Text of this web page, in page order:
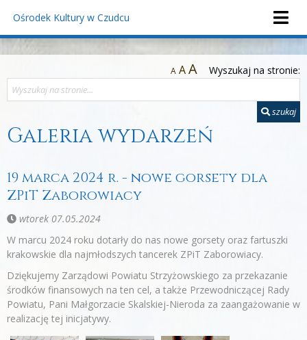
Ośrodek Kultury w Czudcu
A AA Wyszukaj na stronie:
szukaj
Galeria wydarzeń
19 marca 2024 r. - nowe gorsety dla
ZPiT Zaborowiacy
wtorek 07.05.2024
W marcu 2024 roku dotarły do nas nowe gorsety oraz fartuszki
krakowskie dla najmłodszych tancerek ZPiT Zaborowiacy.
Dziękujemy Zarządowi Powiatu Strzyżowskiego za przekazanie
środków finansowych na ten cel, a także Przewodniczącej Rady
Powiatu, Pani Małgorzacie Skalskiej-Nieroda za zaangażowanie w
realizację tej inicjatywy.